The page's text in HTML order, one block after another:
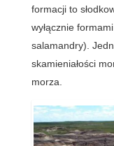
formacji to
wyłącznie
salamandry).
skamieniałości
morza.